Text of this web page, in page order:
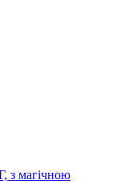
з магічною